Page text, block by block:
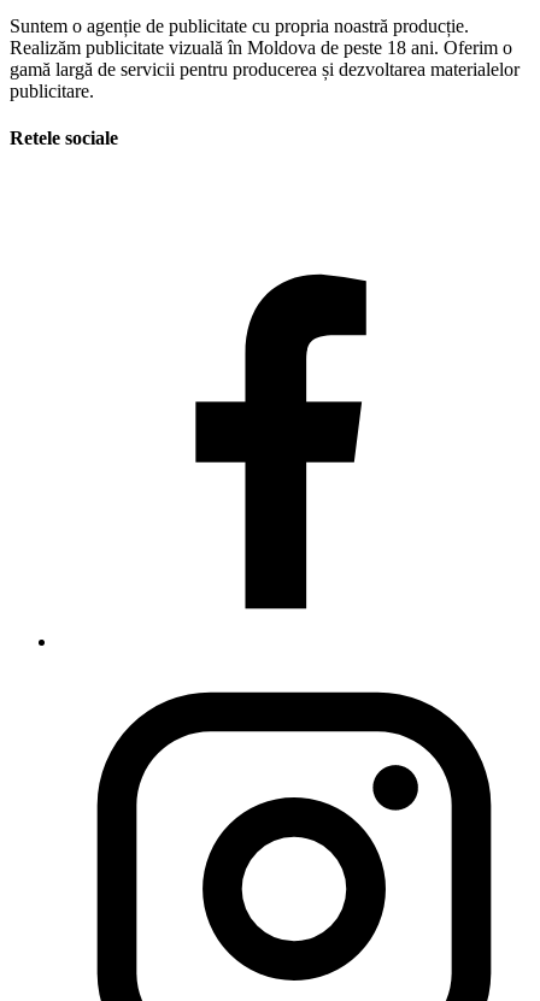
Suntem o agenție de publicitate cu propria noastră producție.
Realizăm publicitate vizuală în Moldova de peste 18 ani. Oferim o
gamă largă de servicii pentru producerea și dezvoltarea materialelor
publicitare.
Retele sociale